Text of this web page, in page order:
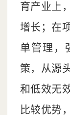
育产业上
增长；在
单管理，
策，从源
和低效无
比较优势